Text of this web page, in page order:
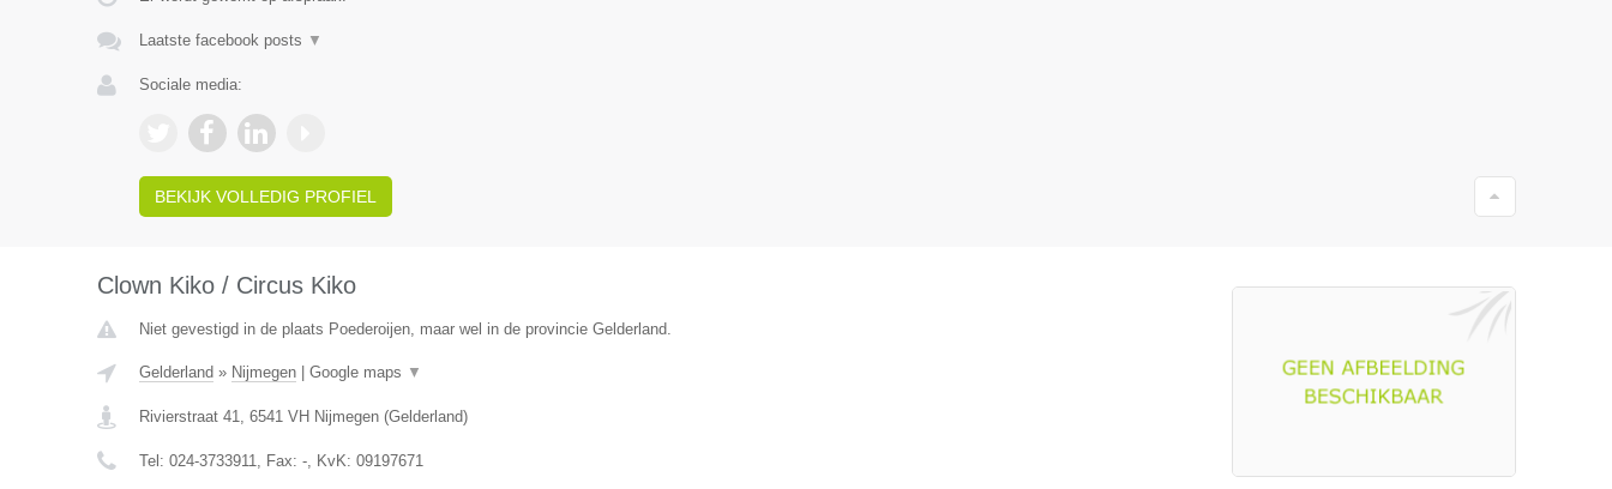
Laatste facebook posts ▼
Sociale media:
BEKIJK VOLLEDIG PROFIEL
Clown Kiko / Circus Kiko
Niet gevestigd in de plaats Poederoijen, maar wel in de provincie Gelderland.
Gelderland » Nijmegen| Google maps ▼
Rivierstraat 41, 6541 VH Nijmegen(Gelderland)
Tel: 024-3733911, Fax: -, KvK: 09197671